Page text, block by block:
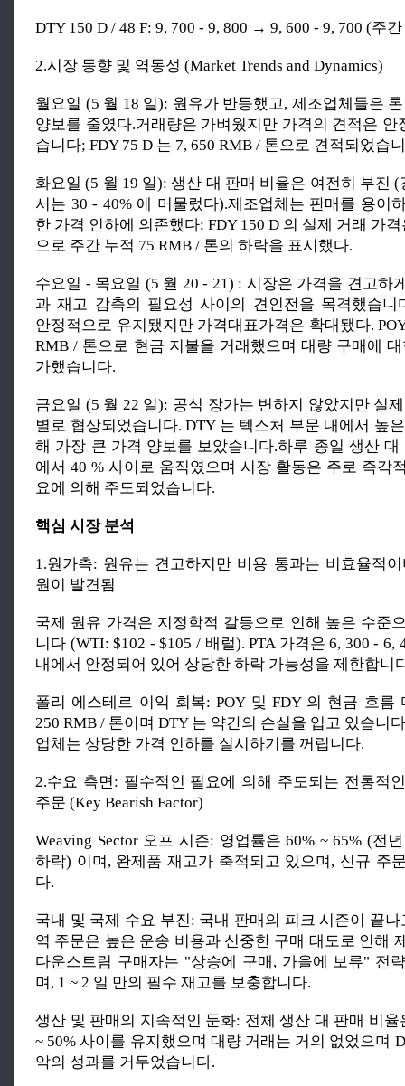
DTY 150 D / 48 F: 9, 700 - 9, 800 → 9, 600 - 9, 700 (주
2.시장 동향 및 역동성 (Market Trends and Dynamics)
월요일 (5 월 18 일): 원유가 반등했고, 제조업체들은
양보를 줄였다.거래량은 가벼웠지만 가격의 견적은 안
습니다; FDY 75 D 는 7, 650 RMB / 톤으로 견적되었습
화요일 (5 월 19 일): 생산 대 판매 비율은 여전히 부진
서는 30 - 40% 에 머물렀다).제조업체는 판매를 용이
한 가격 인하에 의존했다; FDY 150 D 의 실제 거래 가
으로 주간 누적 75 RMB / 톤의 하락을 표시했다.
수요일 - 목요일 (5 월 20 - 21) : 시장은 가격을 견고하
과 재고 감축의 필요성 사이의 견인전을 목격했습니
안정적으로 유지됐지만 가격대표가격은 확대됐다.
RMB / 톤으로 현금 지불을 거래했으며 대량 구매에
가했습니다.
금요일 (5 월 22 일): 공식 장가는 변하지 않았지만 실
별로 협상되었습니다. DTY 는 텍스처 부문 내에서 높
해 가장 큰 가격 양보를 보았습니다.하루 종일 생산 대
에서 40 % 사이로 움직였으며 시장 활동은 주로 즉각
요에 의해 주도되었습니다.
핵심 시장 분석
1.원가측: 원유는 견고하지만 비용 통과는 비효율적
원이 발견됨
국제 원유 가격은 지정학적 갈등으로 인해 높은 수준
니다 (WTI: $102 - $105 / 배럴). PTA 가격은 6, 300 - 6,
내에서 안정되어 있어 상당한 하락 가능성을 제한합니
폴리 에스테르 이익 회복: POY 및 FDY 의 현금 흐름
250 RMB / 톤이며 DTY 는 약간의 손실을 입고 있습니
업체는 상당한 가격 인하를 실시하기를 꺼립니다.
2.수요 측면: 필수적인 필요에 의해 주도되는 전통적
주문 (Key Bearish Factor)
Weaving Sector 오프 시즌: 영업률은 60% ~ 65% (전
하락) 이며, 완제품 재고가 축적되고 있으며, 신규 주
다.
국내 및 국제 수요 부진: 국내 판매의 피크 시즌이 끝
역 주문은 높은 운송 비용과 신중한 구매 태도로 인해
다운스트림 구매자는 "상승에 구매, 가을에 보류" 전
며, 1 ~ 2 일 만의 필수 재고를 보충합니다.
생산 및 판매의 지속적인 둔화: 전체 생산 대 판매 비율
~ 50% 사이를 유지했으며 대량 거래는 거의 없었으며
악의 성과를 거두었습니다.